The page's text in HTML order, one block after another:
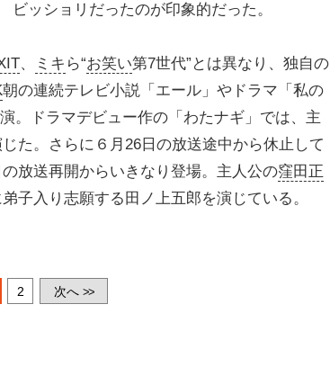
ビッショリだったのが印象的だった。
、 ミキ ら“お笑い第7世代”とは異なり、独自の
朝の連続テレビ小説「エール」やドラマ「私の
。ドラマデビュー作の「わたナギ」では、主
た。さらに６月26日の放送途中から休止して
放送再開からいきなり登場。主人公の窪田正
子入り志願する田ノ上五郎を演じている。
2 次へ >>